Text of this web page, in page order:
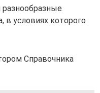
условиях которого
Справочника